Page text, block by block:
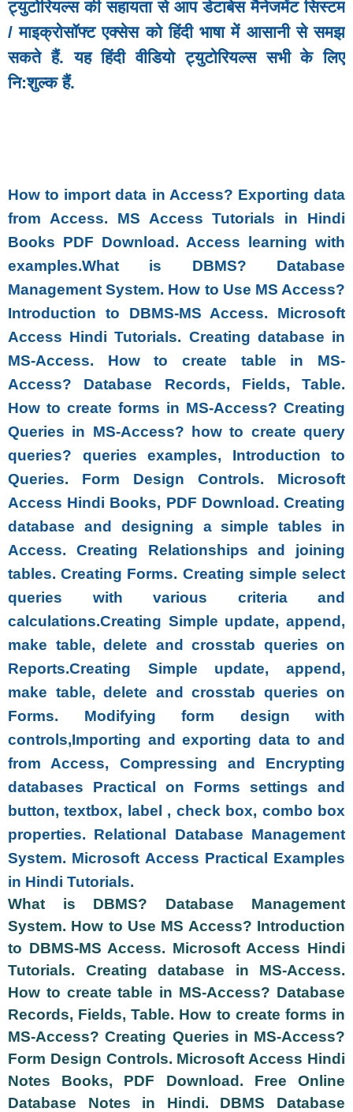
ट्युटोरियल्स की सहायता से आप डेटाबेस मैनेजमेंट सिस्टम
/ माइक्रोसॉफ्ट एक्सेस को हिंदी भाषा में आसानी से समझ
सकते हैं. यह हिंदी वीडियो ट्युटोरियल्स सभी के लिए
नि:शुल्क हैं.
How to import data in Access? Exporting data
from Access. MS Access Tutorials in Hindi
Books PDF Download. Access learning with
examples.What is DBMS? Database
Management System. How to Use MS Access?
Introduction to DBMS-MS Access. Microsoft
Access Hindi Tutorials. Creating database in
MS-Access. How to create table in MS-
Access? Database Records, Fields, Table.
How to create forms in MS-Access? Creating
Queries in MS-Access? how to create query
queries? queries examples, Introduction to
Queries. Form Design Controls. Microsoft
Access Hindi Books, PDF Download. Creating
database and designing a simple tables in
Access. Creating Relationships and joining
tables. Creating Forms. Creating simple select
queries with various criteria and
calculations.Creating Simple update, append,
make table, delete and crosstab queries on
Reports.Creating Simple update, append,
make table, delete and crosstab queries on
Forms. Modifying form design with
controls,Importing and exporting data to and
from Access, Compressing and Encrypting
databases Practical on Forms settings and
button, textbox, label , check box, combo box
properties. Relational Database Management
System. Microsoft Access Practical Examples
in Hindi Tutorials.
What is DBMS? Database Management
System. How to Use MS Access? Introduction
to DBMS-MS Access. Microsoft Access Hindi
Tutorials. Creating database in MS-Access.
How to create table in MS-Access? Database
Records, Fields, Table. How to create forms in
MS-Access? Creating Queries in MS-Access?
Form Design Controls. Microsoft Access Hindi
Notes Books, PDF Download. Free Online
Database Notes in Hindi. DBMS Database